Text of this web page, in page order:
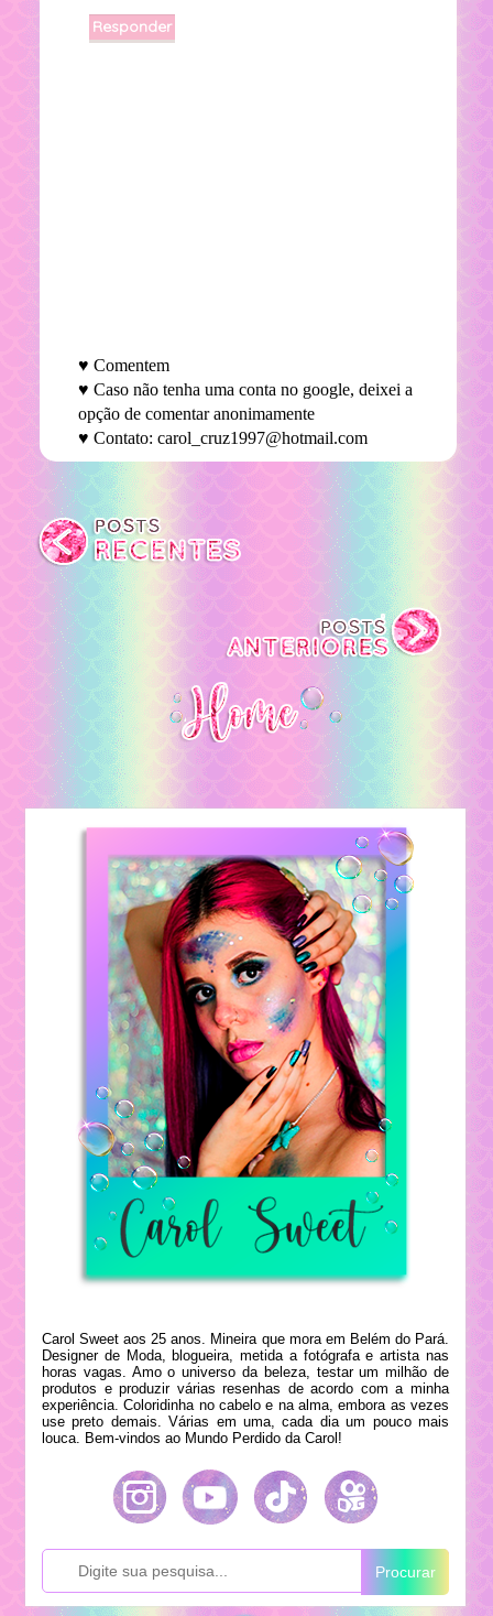
Responder
♥ Comentem
♥ Caso não tenha uma conta no google, deixei a
opção de comentar anonimamente
♥ Contato: carol_cruz1997@hotmail.com
Carol Sweet aos 25 anos. Mineira que mora em Belém do Pará.
Designer de Moda, blogueira, metida a fotógrafa e artista nas
horas vagas. Amo o universo da beleza, testar um milhão de
produtos e produzir várias resenhas de acordo com a minha
experiência. Coloridinha no cabelo e na alma, embora as vezes
use preto demais. Várias em uma, cada dia um pouco mais
louca. Bem-vindos ao Mundo Perdido da Carol!
Procurar